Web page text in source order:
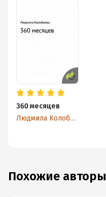
360 месяцев
Людмила Колобаева
Похожие авторы